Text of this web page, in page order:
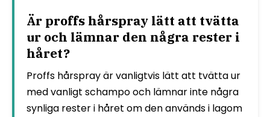
Är proffs hårspray lätt att tvätta
ur och lämnar den några rester i
håret?
Proffs hårspray är vanligtvis lätt att tvätta ur
med vanligt schampo och lämnar inte några
synliga rester i håret om den används i lagom